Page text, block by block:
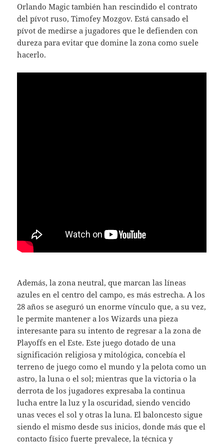
Orlando Magic también han rescindido el contrato
del pívot ruso, Timofey Mozgov. Está cansado el
pívot de medirse a jugadores que le defienden con
dureza para evitar que domine la zona como suele
hacerlo.
Además, la zona neutral, que marcan las líneas
azules en el centro del campo, es más estrecha. A los
28 años se aseguró un enorme vínculo que, a su vez,
le permite mantener a los Wizards una pieza
interesante para su intento de regresar a la zona de
Playoffs en el Este. Este juego dotado de una
significación religiosa y mitológica, concebía el
terreno de juego como el mundo y la pelota como un
astro, la luna o el sol; mientras que la victoria o la
derrota de los jugadores expresaba la continua
lucha entre la luz y la oscuridad, siendo vencido
unas veces el sol y otras la luna. El baloncesto sigue
siendo el mismo desde sus inicios, donde más que el
contacto físico fuerte prevalece, la técnica y